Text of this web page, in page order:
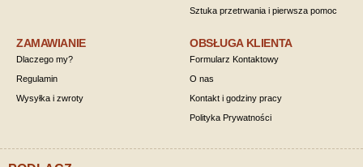
Sztuka przetrwania i pierwsza pomoc
ZAMAWIANIE
Dlaczego my?
Regulamin
Wysyłka i zwroty
OBSŁUGA KLIENTA
Formularz Kontaktowy
O nas
Kontakt i godziny pracy
Polityka Prywatności